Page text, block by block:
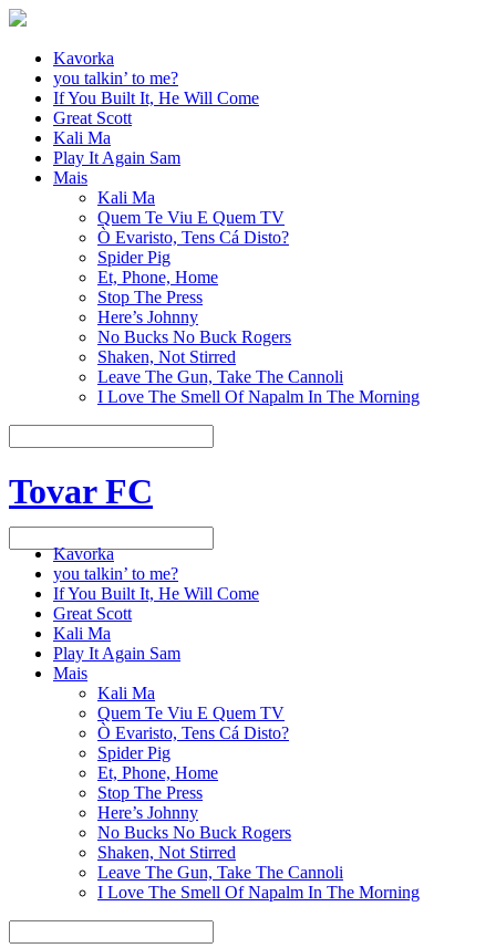
Kavorka
you talkin’ to me?
If You Built It, He Will Come
Great Scott
Kali Ma
Play It Again Sam
Mais
Kali Ma
Quem Te Viu E Quem TV
Ò Evaristo, Tens Cá Disto?
Spider Pig
Et, Phone, Home
Stop The Press
Here’s Johnny
No Bucks No Buck Rogers
Shaken, Not Stirred
Leave The Gun, Take The Cannoli
I Love The Smell Of Napalm In The Morning
Tovar FC
Kavorka
you talkin’ to me?
If You Built It, He Will Come
Great Scott
Kali Ma
Play It Again Sam
Mais
Kali Ma
Quem Te Viu E Quem TV
Ò Evaristo, Tens Cá Disto?
Spider Pig
Et, Phone, Home
Stop The Press
Here’s Johnny
No Bucks No Buck Rogers
Shaken, Not Stirred
Leave The Gun, Take The Cannoli
I Love The Smell Of Napalm In The Morning